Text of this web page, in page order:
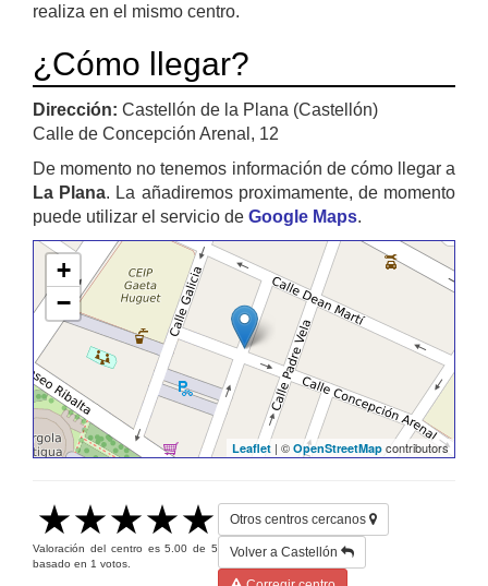
realiza en el mismo centro.
¿Cómo llegar?
Dirección: Castellón de la Plana (Castellón)
Calle de Concepción Arenal, 12
De momento no tenemos información de cómo llegar a
La Plana. La añadiremos proximamente, de momento
puede utilizar el servicio de Google Maps.
+
−
Leaflet | © OpenStreetMap contributors
Valoración del centro es5.00 de5
basado en 1 votos.
Otros centros cercanos
Volver a Castellón